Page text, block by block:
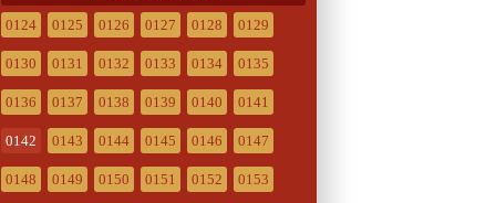
0124 0125 0126 0127 0128 0129
0130 0131 0132 0133 0134 0135
0136 0137 0138 0139 0140 0141
0142 0143 0144 0145 0146 0147
0148 0149 0150 0151 0152 0153